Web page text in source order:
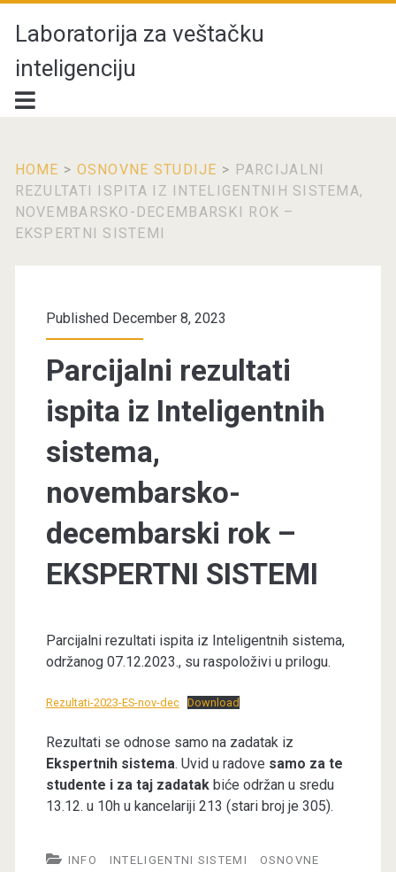
Laboratorija za veštačku
inteligenciju
HOME > OSNOVNE STUDIJE > PARCIJALNI
REZULTATI ISPITA IZ INTELIGENTNIH SISTEMA,
NOVEMBARSKO-DECEMBARSKI ROK –
EKSPERTNI SISTEMI
Published December 8, 2023
Parcijalni rezultati
ispita iz Inteligentnih
sistema,
novembarsko-
decembarski rok –
EKSPERTNI SISTEMI
Parcijalni rezultati ispita iz Inteligentnih sistema,
održanog 07.12.2023., su raspoloživi u prilogu.
Rezultati-2023-ES-nov-dec Download
Rezultati se odnose samo na zadatak iz
Ekspertnih sistema. Uvid u radove samo za te
studente i za taj zadatakbiće održan u sredu
13.12. u 10h u kancelariji 213 (stari broj je 305).
INFO INTELIGENTNI SISTEMI
OSNOVNE